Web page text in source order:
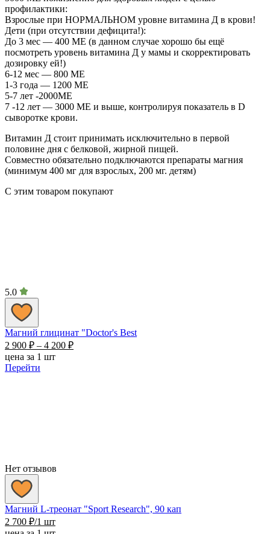
профилактики:
Взрослые при НОРМАЛЬНОМ уровне витамина Д в крови!
Дети (при отсутствии дефицита!):
До 3 мес — 400 МЕ (в данном случае хорошо бы ещё
посмотреть уровень витамина Д у мамы и скорректировать
дозировку ей!)
6-12 мес — 800 МЕ
1-3 года — 1200 МЕ
5-7 лет -2000МЕ
7 -12 лет — 3000 МЕ и выше, контролируя показатель в D
сыворотке крови.
Витамин Д стоит принимать исключительно в первой
половине дня с белковой, жирной пищей.
Совместно обязательно подключаются препараты магния
(минимум 400 мг для взрослых, 200 мг. детям)
С этим товаром покупают
5.0
Магний глицинат "Doctor's Best
2 900 ₽ – 4 200 ₽Диапазон
цена за 1 шт
Перейти
Нет отзывов
Магний L-треонат "Sport Research", 90 кап
2 700 ₽/1 шт